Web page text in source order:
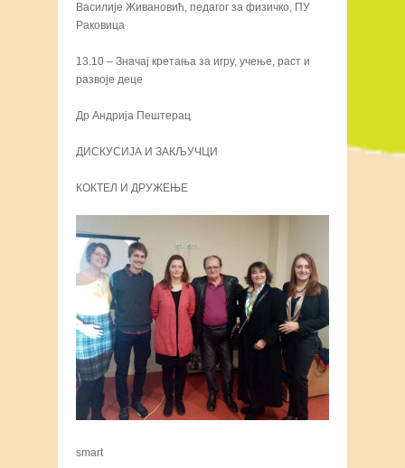
Василије Живановић, педагог за физичко, ПУ
Раковица
13.10 – Значај кретања за игру, учење, раст и
развоје деце
Др Андрија Пештерац
ДИСКУСИЈА И ЗАКЉУЧЦИ
КОКТЕЛ И ДРУЖЕЊЕ
smart